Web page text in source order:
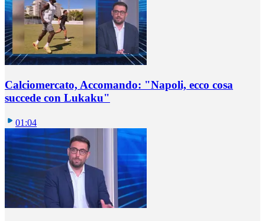
Calciomercato, Accomando: "Napoli, ecco cosa
succede con Lukaku"
01:04